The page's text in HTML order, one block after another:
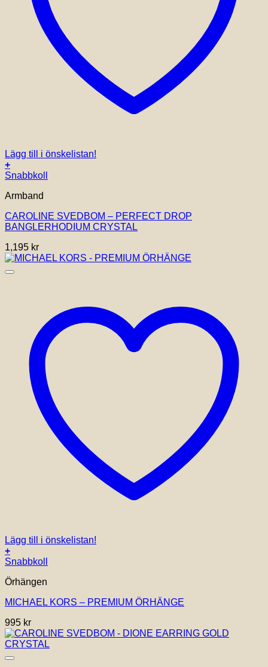
Lägg till i önskelistan!
+
Snabbkoll
Armband
CAROLINE SVEDBOM – PERFECT DROP
BANGLERHODIUM CRYSTAL
1,195 kr
Lägg till i önskelistan!
+
Snabbkoll
Örhängen
MICHAEL KORS – PREMIUM ÖRHÄNGE
995 kr